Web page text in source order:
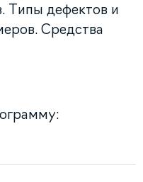
Типы дефектов и
Средства